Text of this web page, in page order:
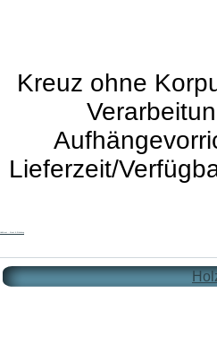
Kreuz ohne
Lieferzeit/